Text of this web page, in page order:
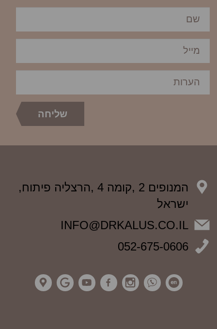
המנופים 2 ,קומה 4 ,הרצליה פיתוח,
ישראל
INFO@DRKALUS.CO.IL
052-675-0606